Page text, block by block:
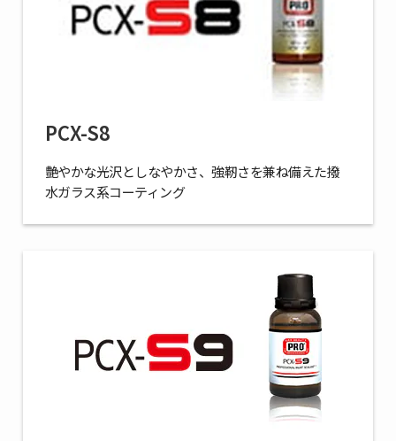
PCX-S8
艶やかな光沢としなやかさ、強靭さを兼ね備えた撥
水ガラス系コーティング